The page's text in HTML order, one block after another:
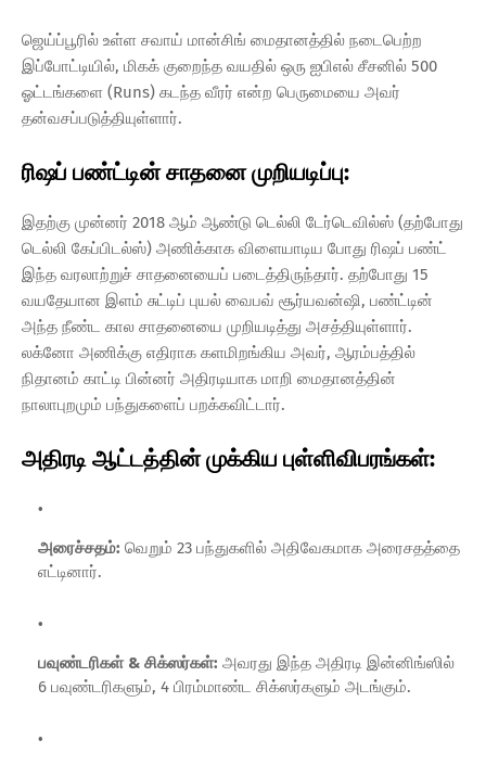
ஜெய்ப்பூரில் உள்ள சவாய் மான்சிங் மைதானத்தில் நடைபெற்ற
இப்போட்டியில், மிகக் குறைந்த வயதில் ஒரு ஐபிஎல் சீசனில் 500
ஓட்டங்களை (Runs) கடந்த வீரர் என்ற பெருமையை அவர்
தன்வசப்படுத்தியுள்ளார்.
ரிஷப் பண்ட்டின் சாதனை முறியடிப்பு:
இதற்கு முன்னர் 2018 ஆம் ஆண்டு டெல்லி டேர்டெவில்ஸ் (தற்போது
டெல்லி கேப்பிடல்ஸ்) அணிக்காக விளையாடிய போது ரிஷப் பண்ட்
இந்த வரலாற்றுச் சாதனையைப் படைத்திருந்தார். தற்போது 15
வயதேயான இளம் சுட்டிப் புயல் வைபவ் சூர்யவன்ஷி, பண்ட்டின்
அந்த நீண்ட கால சாதனையை முறியடித்து அசத்தியுள்ளார்.
லக்னோ அணிக்கு எதிராக களமிறங்கிய அவர், ஆரம்பத்தில்
நிதானம் காட்டி பின்னர் அதிரடியாக மாறி மைதானத்தின்
நாலாபுறமும் பந்துகளைப் பறக்கவிட்டார்.
அதிரடி ஆட்டத்தின் முக்கிய புள்ளிவிபரங்கள்:
அரைச்சதம்: வெறும் 23 பந்துகளில் அதிவேகமாக அரைசதத்தை
எட்டினார்.
பவுண்டரிகள் & சிக்ஸர்கள்: அவரது இந்த அதிரடி இன்னிங்ஸில்
6 பவுண்டரிகளும், 4 பிரம்மாண்ட சிக்ஸர்களும் அடங்கும்.